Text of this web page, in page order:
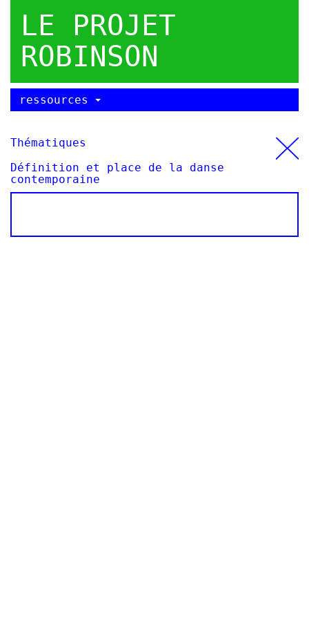
LE PROJET
ROBINSON
ressources
Thématiques
Définition et place de la danse
contemporaine